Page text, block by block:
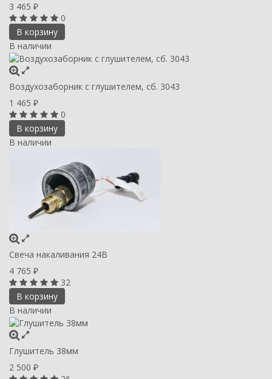
3 465 ₽
0
В корзину
В наличии
Воздухозаборник с глушителем, сб. 3043
1 465 ₽
0
В корзину
В наличии
Свеча накаливания 24В
4 765 ₽
32
В корзину
В наличии
Глушитель 38мм
2 500 ₽